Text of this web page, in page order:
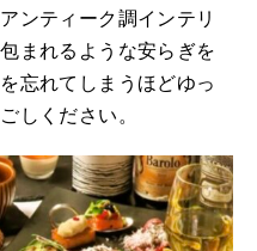
ンティーク調インテリ
まれるような安らぎを
忘れてしまうほどゆっ
しください。